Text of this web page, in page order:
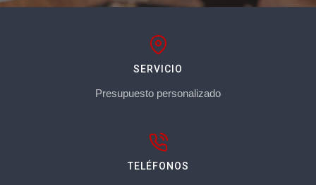
SERVICIO
Presupuesto personalizado
TELÉFONOS